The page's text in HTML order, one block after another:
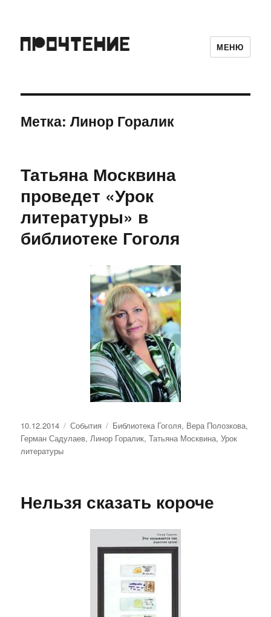
МЕНЮ
Метка:Линор Горалик
Татьяна Москвина
проведет «Урок
литературы» в
библиотеке Гоголя
Опубликовано
10.12.2014 Рубрики
События Метки
Библиотека Гоголя, Вера Полозкова,
Герман Садулаев,Линор Горалик,Татьяна Москвина,Урок
литературы
Нельзя сказать короче